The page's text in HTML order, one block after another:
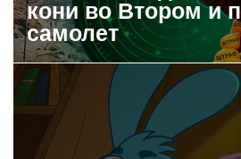
кони во Втором и
самолет